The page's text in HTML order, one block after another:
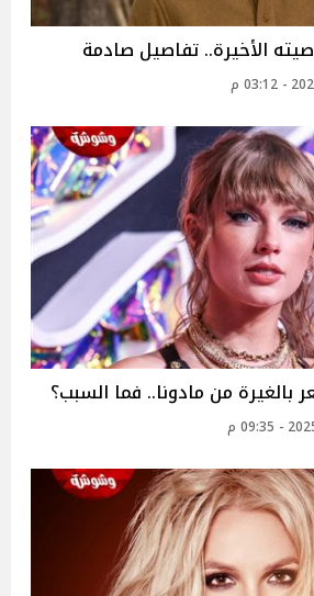
الأخيرة.. تفاصيل صادمة
بالغيرة من مادونا.. فما السبب؟